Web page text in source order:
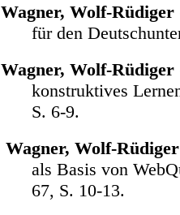
Wagner, Wolf-
für den
Wagner, Wolf-Rüdiger
konstruktives
S. 6-9.
Wagner, Wolf-
als Basis von
67, S. 10-13.